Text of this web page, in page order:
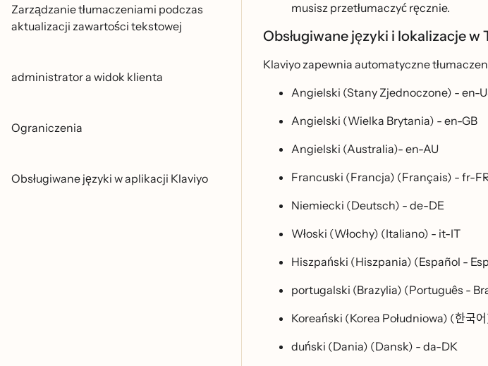
Zarządzanie tłumaczeniami podczas
aktualizacji zawartości tekstowej
administrator a widok klienta
Ograniczenia
Obsługiwane języki w aplikacji Klaviyo
musisz przetłumaczyć ręcznie.
Obsługiwane języki i lokalizacje
Klaviyo zapewnia automatyczne
Angielski (Stany Zjednoczone) - en-
Angielski (Wielka Brytania) - en-GB
Angielski (Australia)- en-AU
Francuski (Francja) (Français) - fr-
Niemiecki (Deutsch) - de-DE
Włoski (Włochy) (Italiano) - it-IT
Hiszpański (Hiszpania) (Español -
portugalski (Brazylia) (Português -
Koreański (Korea Południowa)
duński (Dania) (Dansk) - da-DK